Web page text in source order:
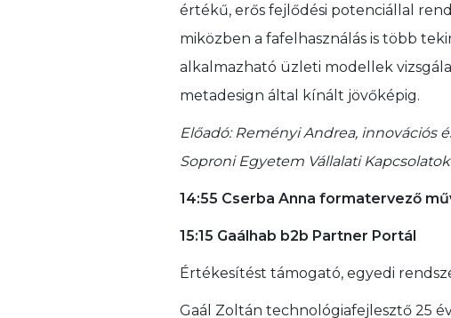
értékű, erős fejlődési potenciállal
miközben a fafelhasználás is több
alkalmazható üzleti modellek
metadesign által kínált jövőképig.
Előadó: Reményi Andrea, innovációs
Soproni Egyetem Vállalati
14:55 Cserba Anna formatervező
15:15 Gaálhab b2b Partner Portál
Értékesítést támogató, egyedi
Gaál Zoltán technológiafejlesztő 25